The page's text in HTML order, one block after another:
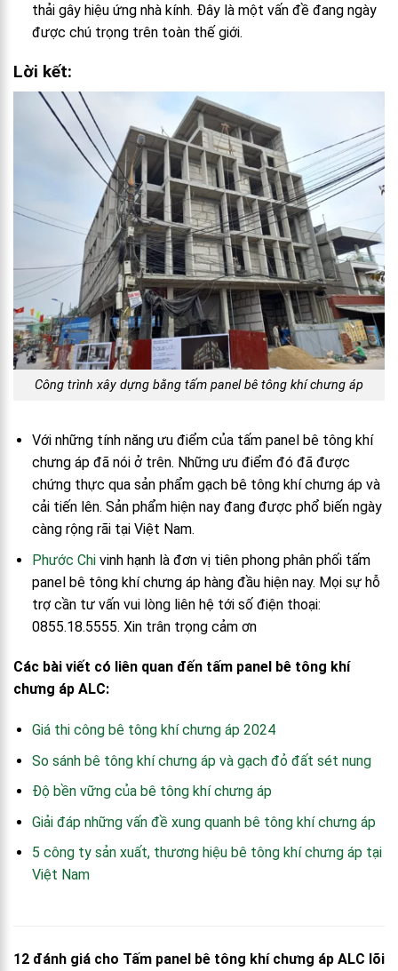
thải gây hiệu ứng nhà kính. Đây là một vấn đề đang ngày
được chú trọng trên toàn thế giới.
Lời kết:
Công trình xây dựng bằng tấm panel bê tông khí chưng áp
Với những tính năng ưu điểm của tấm panel bê tông khí
chưng áp đã nói ở trên. Những ưu điểm đó đã được
chứng thực qua sản phẩm gạch bê tông khí chưng áp và
cải tiến lên. Sản phẩm hiện nay đang được phổ biến ngày
càng rộng rãi tại Việt Nam.
Phước Chivinh hạnh là đơn vị tiên phong phân phối tấm
panel bê tông khí chưng áp hàng đầu hiện nay. Mọi sự hỗ
trợ cần tư vấn vui lòng liên hệ tới số điện thoại:
0855.18.5555. Xin trân trọng cảm ơn
Các bài viết có liên quan đến tấm panel bê tông khí
chưng áp ALC:
Giá thi công bê tông khí chưng áp 2024
So sánh bê tông khí chưng áp và gạch đỏ đất sét nung
Độ bền vững của bê tông khí chưng áp
Giải đáp những vấn đề xung quanh bê tông khí chưng áp
5 công ty sản xuất, thương hiệu bê tông khí chưng áp tại
Việt Nam
12 đánh giá cho Tấm panel bê tông khí chưng áp ALC lõi